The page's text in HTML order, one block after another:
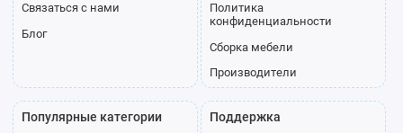
Связаться с нами
Блог
Политика
конфиденциальности
Сборка мебели
Производители
Популярные категории
Поддержка